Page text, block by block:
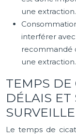
une extraction.
interférer
recommandé
une extraction.
TEMPS DE
DÉLAIS ET
Le temps de